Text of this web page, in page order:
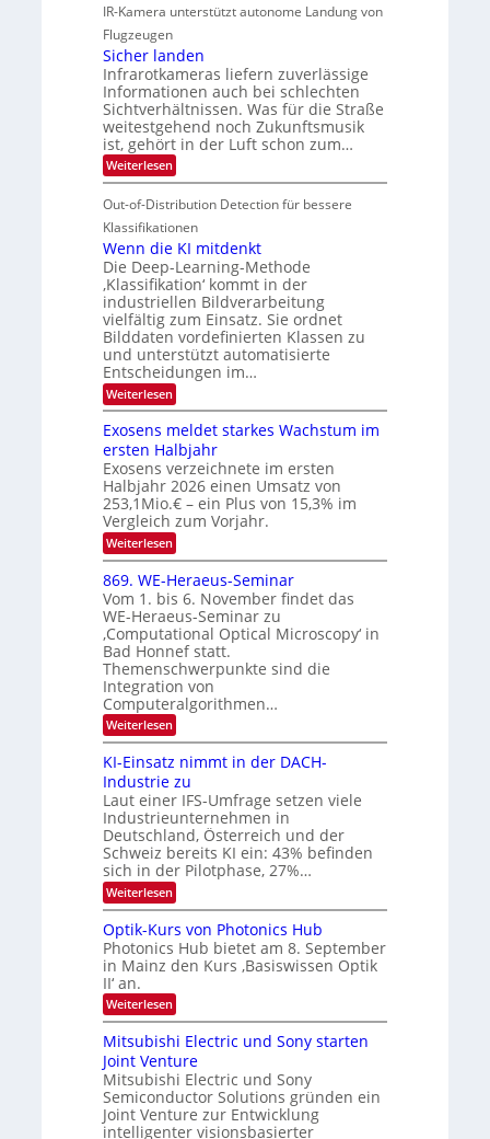
M
e
m
s
u
n
d
M
a
n
t
i
S
p
e
c
t
r
a
l
i
c
h
k
e
i
t
e
n
d
e
r
i
n
V
I
S
I
O
N
T
e
c
h
T
a
l
k
s
u
i
d
e
d
T
o
u
r
e
u
f
d
e
r
V
I
S
I
O
N
2
0
2
6
IR-Kamera unterstützt autonome Landung von
Flugzeugen
Sicher landen
Infrarotkameras liefern zuverlässige
Informationen auch bei schlechten
Sichtverhältnissen. Was für die Straße
weitestgehend noch Zukunftsmusik
ist, gehört in der Luft schon zum…
Weiterlesen:
S
c
h
e
l
a
n
d
e
n
Out-of-Distribution Detection für bessere
Klassifikationen
Wenn die KI mitdenkt
Die Deep-Learning-Methode
‚Klassifikation‘ kommt in der
industriellen Bildverarbeitung
vielfältig zum Einsatz. Sie ordnet
Bilddaten vordefinierten Klassen zu
und unterstützt automatisierte
Entscheidungen im…
Weiterlesen:
W
n
n
d
i
e
K
I
m
i
t
d
e
n
k
t
Exosens meldet starkes Wachstum im
ersten Halbjahr
Exosens verzeichnete im ersten
Halbjahr 2026 einen Umsatz von
253,1Mio.€ – ein Plus von 15,3% im
Vergleich zum Vorjahr.
Weiterlesen:
E
x
o
s
e
n
s
m
e
l
d
e
t
s
t
a
r
k
e
s
W
a
c
h
s
t
u
m
m
e
r
s
t
e
n
H
a
869. WE-Heraeus-Seminar
Vom 1. bis 6. November findet das
WE-Heraeus-Seminar zu
‚Computational Optical Microscopy‘ in
Bad Honnef statt.
Themenschwerpunkte sind die
Integration von
Computeralgorithmen…
Weiterlesen:
8
9
.
W
E
-
H
e
r
a
e
u
s
-
S
m
i
a
r
KI-Einsatz nimmt in der DACH-
Industrie zu
Laut einer IFS-Umfrage setzen viele
Industrieunternehmen in
Deutschland, Österreich und der
Schweiz bereits KI ein: 43% befinden
sich in der Pilotphase, 27%…
Weiterlesen:
K
-
E
i
s
a
z
n
i
m
m
t
Optik-Kurs von Photonics Hub
Photonics Hub bietet am 8. September
in Mainz den Kurs ‚Basiswissen Optik
II‘ an.
Weiterlesen:
O
p
t
i
k
-
K
u
Mitsubishi Electric und Sony starten
Joint Venture
Mitsubishi Electric und Sony
Semiconductor Solutions gründen ein
Joint Venture zur Entwicklung
intelligenter visionsbasierter